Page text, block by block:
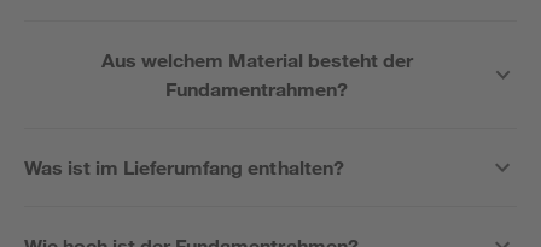
Aus welchem Material besteht der
Fundamentrahmen?
Was ist im Lieferumfang enthalten?